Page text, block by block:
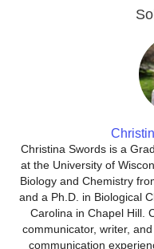
Christina Swords is a
at the University of
Biology and Chemistry
and a Ph.D. in Biological
Carolina in Chapel Hill.
communicator, writer,
communication